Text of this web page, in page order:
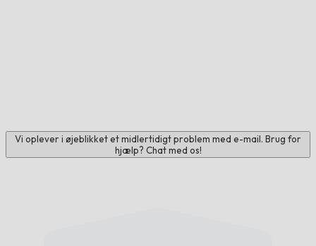
Vi oplever i øjeblikket et midlertidigt problem med e-mail. Brug for
hjælp? Chat med os!